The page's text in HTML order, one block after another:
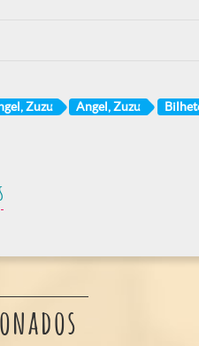
Zuzu Angel, Zuzu